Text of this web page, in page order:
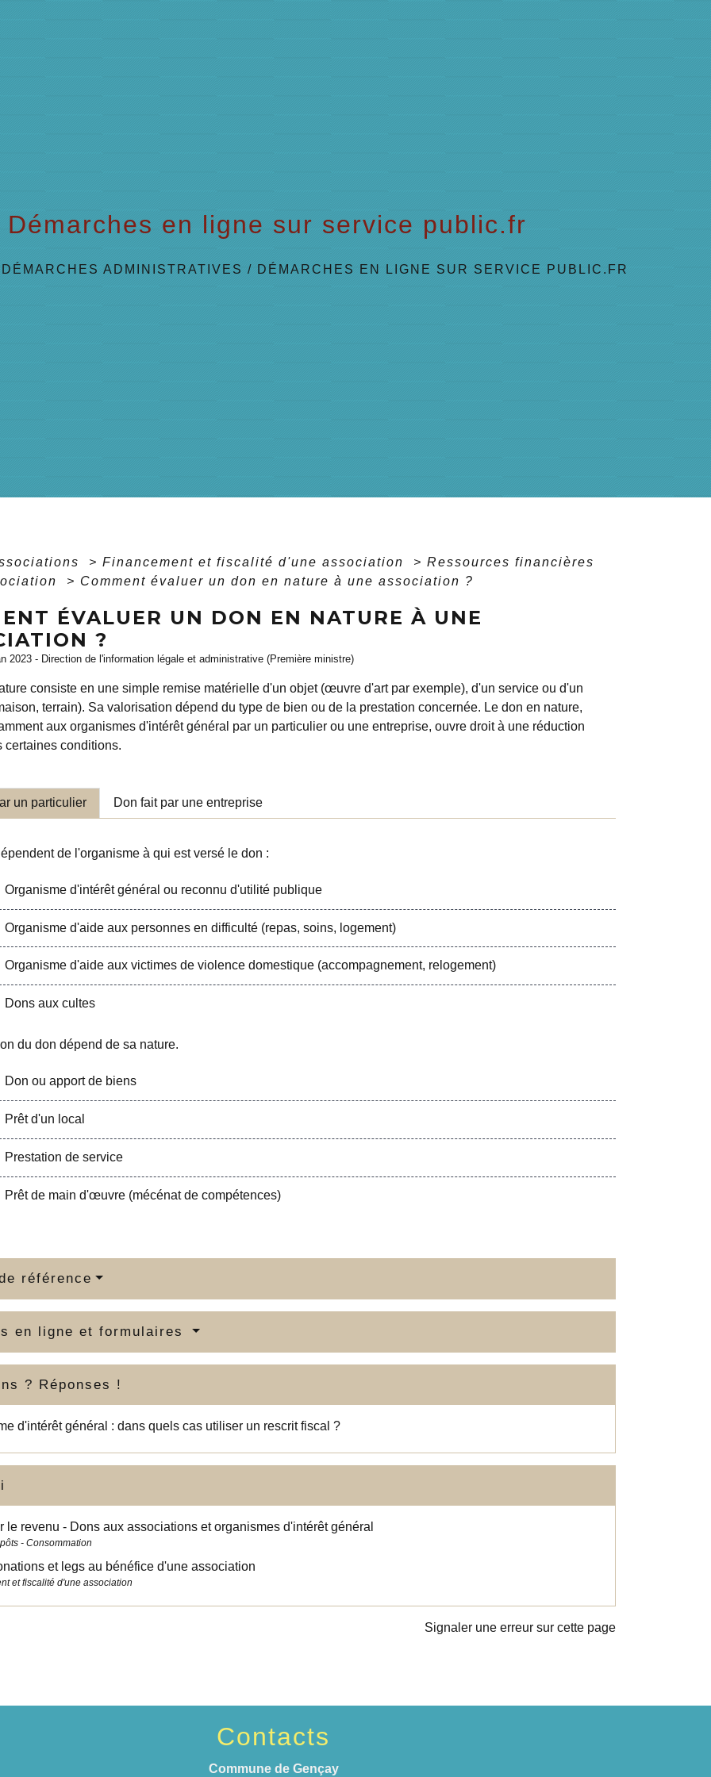
Démarches en ligne sur service public.fr
DÉMARCHES ADMINISTRATIVES / DÉMARCHES EN LIGNE SUR SERVICE PUBLIC.FR
> Financement et fiscalité d'une association > Ressources financières
> Comment évaluer un don en nature à une association ?
ÉVALUER UN DON EN NATURE À UNE
?
2023 - Direction de l'information légale et administrative (Première ministre)
consiste en une simple remise matérielle d'un objet (œuvre d'art par exemple), d'un service ou d'un
terrain). Sa valorisation dépend du type de bien ou de la prestation concernée. Le don en nature,
aux organismes d'intérêt général par un particulier ou une entreprise, ouvre droit à une réduction
certaines conditions.
un particulier Don fait par une entreprise
de l'organisme à qui est versé le don :
Organisme d'intérêt général ou reconnu d'utilité publique
Organisme d'aide aux personnes en difficulté (repas, soins, logement)
Organisme d'aide aux victimes de violence domestique (accompagnement, relogement)
Dons aux cultes
du don dépend de sa nature.
Don ou apport de biens
Prêt d'un local
Prestation de service
Prêt de main d'œuvre (mécénat de compétences)
référence
en ligne et formulaires
? Réponses !
d'intérêt général : dans quels cas utiliser un rescrit fiscal ?
le revenu - Dons aux associations et organismes d'intérêt général
- Consommation
et legs au bénéfice d'une association
et fiscalité d'une association
Signaler une erreur sur cette page
Contacts
Commune de Gençay